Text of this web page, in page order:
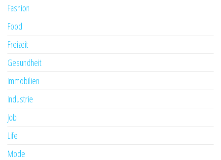
Fashion
Food
Freizeit
Gesundheit
Immobilien
Industrie
Job
Life
Mode